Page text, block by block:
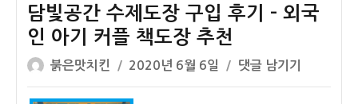
담빛공간 수제도장 구입 후기 – 외국
인 아기 커플 책도장 추천
글
쓴
붉은맛치킨
작
성
2020년 6월 6일
담
빛
댓글 남기기